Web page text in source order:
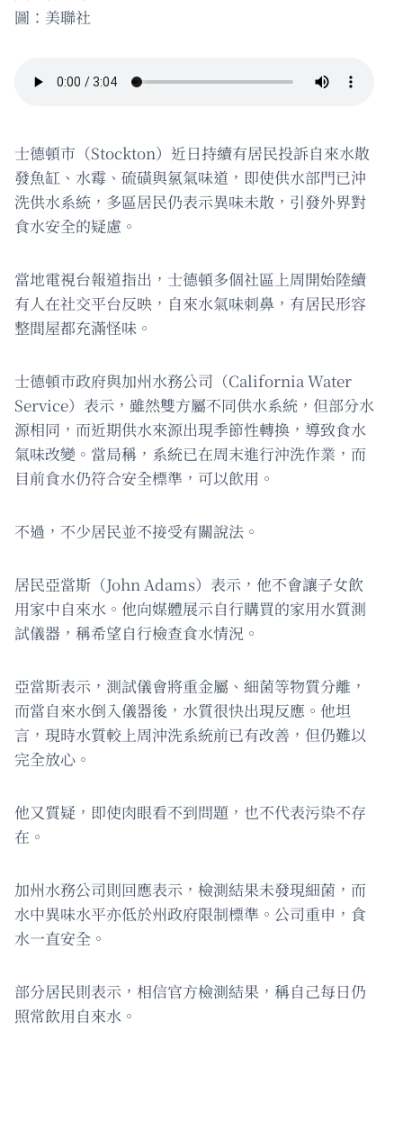
圖：美聯社
士德頓市（Stockton）近日持續有居民投訴自來水散
發魚缸、水霉、硫磺與氯氣味道，即使供水部門已沖
洗供水系統，多區居民仍表示異味未散，引發外界對
食水安全的疑慮。
當地電視台報道指出，士德頓多個社區上周開始陸續
有人在社交平台反映，自來水氣味刺鼻，有居民形容
整間屋都充滿怪味。
士德頓市政府與加州水務公司（California Water
Service）表示，雖然雙方屬不同供水系統，但部分水
源相同，而近期供水來源出現季節性轉換，導致食水
氣味改變。當局稱，系統已在周末進行沖洗作業，而
目前食水仍符合安全標準，可以飲用。
不過，不少居民並不接受有關說法。
居民亞當斯（John Adams）表示，他不會讓子女飲
用家中自來水。他向媒體展示自行購買的家用水質測
試儀器，稱希望自行檢查食水情況。
亞當斯表示，測試儀會將重金屬、細菌等物質分離，
而當自來水倒入儀器後，水質很快出現反應。他坦
言，現時水質較上周沖洗系統前已有改善，但仍難以
完全放心。
他又質疑，即使肉眼看不到問題，也不代表污染不存
在。
加州水務公司則回應表示，檢測結果未發現細菌，而
水中異味水平亦低於州政府限制標準。公司重申，食
水一直安全。
部分居民則表示，相信官方檢測結果，稱自己每日仍
照常飲用自來水。